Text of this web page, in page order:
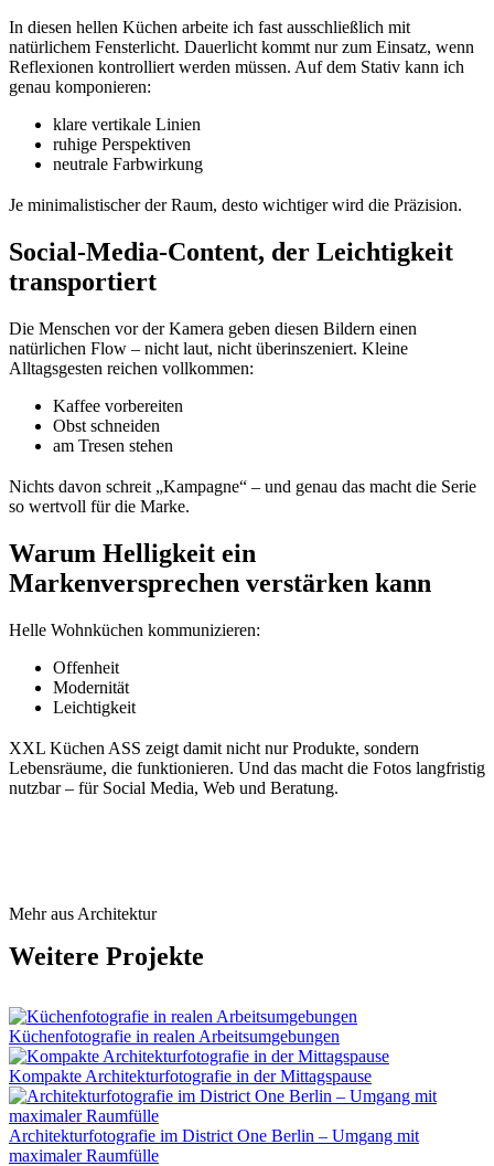
In diesen hellen Küchen arbeite ich fast ausschließlich mit
natürlichem Fensterlicht. Dauerlicht kommt nur zum Einsatz, wenn
Reflexionen kontrolliert werden müssen. Auf dem Stativ kann ich
genau komponieren:
klare vertikale Linien
ruhige Perspektiven
neutrale Farbwirkung
Je minimalistischer der Raum, desto wichtiger wird die Präzision.
Social-Media-Content, der Leichtigkeit
transportiert
Die Menschen vor der Kamera geben diesen Bildern einen
natürlichen Flow – nicht laut, nicht überinszeniert. Kleine
Alltagsgesten reichen vollkommen:
Kaffee vorbereiten
Obst schneiden
am Tresen stehen
Nichts davon schreit „Kampagne“ – und genau das macht die Serie
so wertvoll für die Marke.
Warum Helligkeit ein
Markenversprechen verstärken kann
Helle Wohnküchen kommunizieren:
Offenheit
Modernität
Leichtigkeit
XXL Küchen ASS zeigt damit nicht nur Produkte, sondern
Lebensräume, die funktionieren. Und das macht die Fotos langfristig
nutzbar – für Social Media, Web und Beratung.
Mehr aus Architektur
Weitere Projekte
Küchenfotografie in realen Arbeitsumgebungen
Kompakte Architekturfotografie in der Mittagspause
Architekturfotografie im District One Berlin – Umgang mit
maximaler Raumfülle